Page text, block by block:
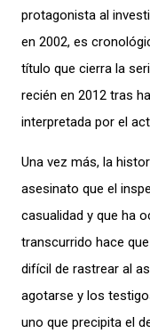
protagonista al
en 2002, es
título que cierra la
recién en 2012 tras
interpretada por el
Una vez más, la
asesinato que el
casualidad y que ha
transcurrido hace
difícil de rastrear al
agotarse y los
uno que precipita el